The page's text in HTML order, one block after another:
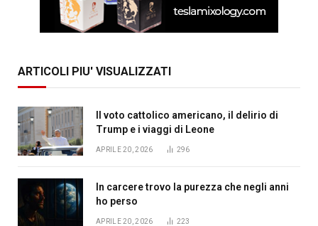
ARTICOLI PIU' VISUALIZZATI
Il voto cattolico americano, il delirio di
Trump e i viaggi di Leone
APRILE 20, 2026 296
In carcere trovo la purezza che negli anni
ho perso
APRILE 20, 2026 223